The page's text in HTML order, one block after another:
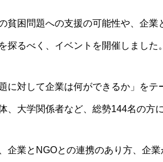
貧困問題への支援の可能性や、企
探るべく、イベントを開催しました。
に対して企業は何ができるか」を
、大学関係者など、総勢144名の方
企業とNGOとの連携のあり方、企